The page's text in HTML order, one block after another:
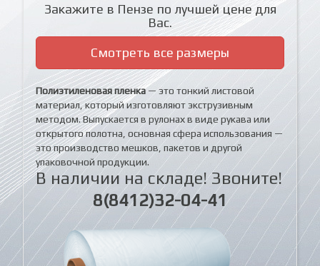
Закажите в Пензе по лучшей цене для
Вас.
Смотреть все размеры
Полиэтиленовая пленка— это тонкий листовой
материал, который изготовляют экструзивным
методом. Выпускается в рулонах в виде рукава или
открытого полотна, основная сфера использования —
это производство мешков, пакетов и другой
упаковочной продукции.
В наличии на складе! Звоните!
8(8412)32-04-41